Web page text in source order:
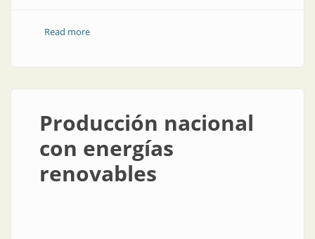
Read moreabout Guía práctica: mantenimiento de motores
Producción nacional
con energías
renovables